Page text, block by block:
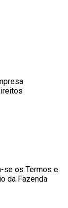
se os Termos e
da Fazenda